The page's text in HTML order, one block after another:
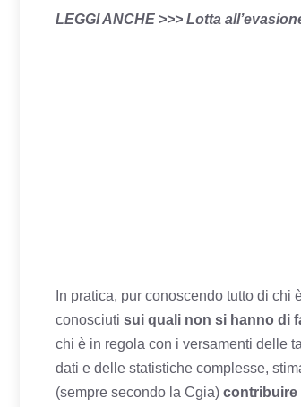
LEGGI ANCHE >>> Lotta
In pratica, pur conoscendo tutto di
conosciuti sui quali non si hanno di
chi è in regola con i versamenti delle
dati e delle statistiche complesse,
(sempre secondo la Cgia) contribuire